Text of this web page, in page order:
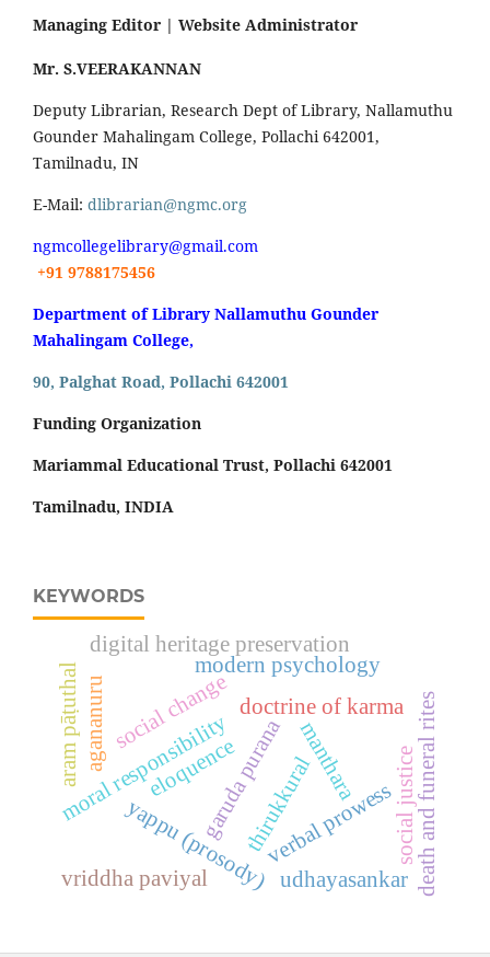
Managing Editor | Website Administrator
Mr. S.VEERAKANNAN
Deputy Librarian, Research Dept of Library, Nallamuthu
Gounder Mahalingam College, Pollachi 642001,
Tamilnadu, IN
E-Mail: dlibrarian@ngmc.org
ngmcollegelibrary@gmail.com
+91 9788175456
Department of Library Nallamuthu Gounder
Mahalingam College,
90, Palghat Road, Pollachi 642001
Funding Organization
Mariammal Educational Trust, Pollachi 642001
Tamilnadu, INDIA
KEYWORDS
garuda purana
doctrine of karma
social change
moral responsibility death and funeral rites
manthara
eloquence
verbal prowess
modern psychology
thirukkural
digital heritage preservation
yappu (prosody)
agananuru
vriddha paviyal udhayasankar
aram pāṭuthal
social justice